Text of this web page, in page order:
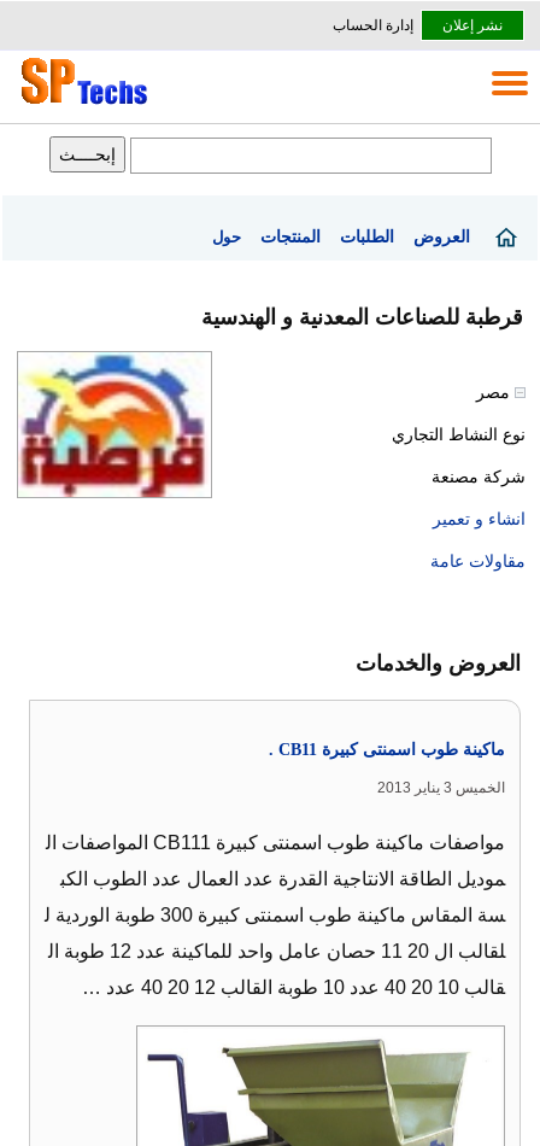
نشر إعلان إدارة الحساب
العروض الطلبات المنتجات حول
قرطبة للصناعات المعدنية و الهندسية
مصر
نوع النشاط التجاري
شركة مصنعة
انشاء و تعمير
مقاولات عامة
العروض والخدمات
ماكينة طوب اسمنتى كبيرة CB11 .
الخميس 3 يناير 2013
مواصفات ماكينة طوب اسمنتى كبيرة CB111 المواصفات ال
موديل الطاقة الانتاجية القدرة عدد العمال عدد الطوب الكب
سة المقاس ماكينة طوب اسمنتى كبيرة 300 طوبة الوردية ل
لقالب ال 20 11 حصان عامل واحد للماكينة عدد 12 طوبة ال
قالب 10 20 40 عدد 10 طوبة القالب 12 20 40 عدد …